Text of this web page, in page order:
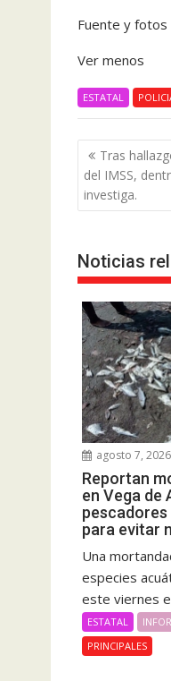
Fuente y fotos
Ver menos
ESTATAL
de
entradas
Tras
del IMSS,
investiga.
Noticias
agosto 7, 2026
Reportan
en Vega de
para evitar
Una
especies
este viernes
ESTATAL
PRINCIPALES